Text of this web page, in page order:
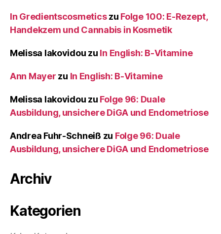
In Gredientscosmeticszu Folge 100: E-Rezept,
Handekzem und Cannabis in Kosmetik
Melissa Iakovidou zu In English: B-Vitamine
Ann Mayer zu In English: B-Vitamine
Melissa Iakovidou zu Folge 96: Duale
Ausbildung, unsichere DiGA und Endometriose
Andrea Fuhr-Schneiß zu Folge 96: Duale
Ausbildung, unsichere DiGA und Endometriose
Archiv
Kategorien